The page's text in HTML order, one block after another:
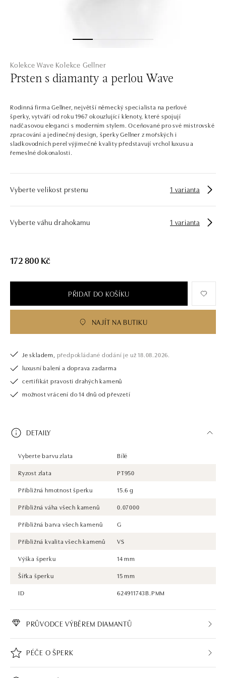
Kolekce Wave Kolekce Gellner
Prsten s diamanty a perlou Wave
Rodinná firma Gellner, největší německý specialista na perlové
šperky, vytváří od roku 1967 okouzlující klenoty, které spojují
nadčasovou eleganci s moderním stylem. Oceňované pro své mistrovské
zpracování a jedinečný design, šperky Gellner z mořských i
sladkovodních perel výjimečné kvality představují vrchol luxusu a
řemeslné dokonalosti.
Vyberte velikost prstenu 1 varianta
Vyberte váhu drahokamu 1 varianta
172 800 Kč
PŘIDAT DO KOŠÍKU
NAJÍT NA BUTIKU
Je skladem, předpokládané dodání je už 18.08.2026.
luxusní balení a doprava zadarma
certifikát pravosti drahých kamenů
možnost vrácení do 14 dnů od převzetí
DETAILY
Vyberte barvu zlata
Bílé
Ryzost zlata
PT950
Přibližná hmotnost šperku
15.6 g
Přibližná váha všech kamenů
0.07000
Přibližná barva všech kamenů
G
Přibližná kvalita všech kamenů
VS
Výška šperku
14 mm
Šířka šperku
15 mm
ID
624911743B.PMM
PRŮVODCE VÝBĚREM DIAMANTŮ
PÉČE O ŠPERK